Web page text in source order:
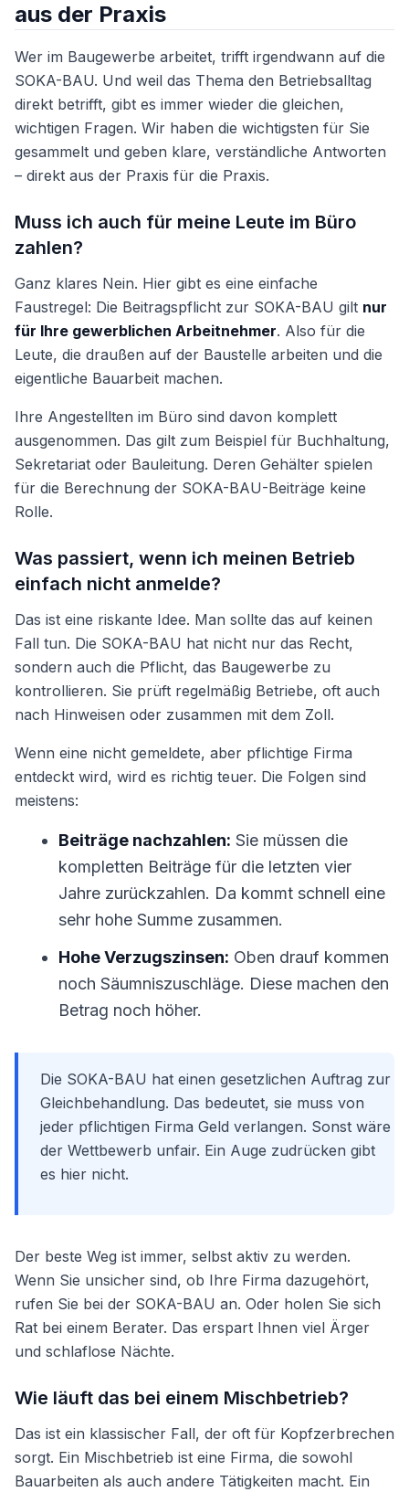
aus der Praxis
Wer im Baugewerbe arbeitet, trifft irgendwann auf die
SOKA-BAU. Und weil das Thema den Betriebsalltag
direkt betrifft, gibt es immer wieder die gleichen,
wichtigen Fragen. Wir haben die wichtigsten für Sie
gesammelt und geben klare, verständliche Antworten
– direkt aus der Praxis für die Praxis.
Muss ich auch für meine Leute im Büro
zahlen?
Ganz klares Nein. Hier gibt es eine einfache
Faustregel: Die Beitragspflicht zur SOKA-BAU gilt nur
für Ihre gewerblichen Arbeitnehmer. Also für die
Leute, die draußen auf der Baustelle arbeiten und die
eigentliche Bauarbeit machen.
Ihre Angestellten im Büro sind davon komplett
ausgenommen. Das gilt zum Beispiel für Buchhaltung,
Sekretariat oder Bauleitung. Deren Gehälter spielen
für die Berechnung der SOKA-BAU-Beiträge keine
Rolle.
Was passiert, wenn ich meinen Betrieb
einfach nicht anmelde?
Das ist eine riskante Idee. Man sollte das auf keinen
Fall tun. Die SOKA-BAU hat nicht nur das Recht,
sondern auch die Pflicht, das Baugewerbe zu
kontrollieren. Sie prüft regelmäßig Betriebe, oft auch
nach Hinweisen oder zusammen mit dem Zoll.
Wenn eine nicht gemeldete, aber pflichtige Firma
entdeckt wird, wird es richtig teuer. Die Folgen sind
meistens:
Beiträge nachzahlen: Sie müssen die
kompletten Beiträge für die letzten vier
Jahre zurückzahlen. Da kommt schnell eine
sehr hohe Summe zusammen.
Hohe Verzugszinsen: Oben drauf kommen
noch Säumniszuschläge. Diese machen den
Betrag noch höher.
Die SOKA-BAU hat einen gesetzlichen Auftrag zur
Gleichbehandlung. Das bedeutet, sie muss von
jeder pflichtigen Firma Geld verlangen. Sonst wäre
der Wettbewerb unfair. Ein Auge zudrücken gibt
es hier nicht.
Der beste Weg ist immer, selbst aktiv zu werden.
Wenn Sie unsicher sind, ob Ihre Firma dazugehört,
rufen Sie bei der SOKA-BAU an. Oder holen Sie sich
Rat bei einem Berater. Das erspart Ihnen viel Ärger
und schlaflose Nächte.
Wie läuft das bei einem Mischbetrieb?
Das ist ein klassischer Fall, der oft für Kopfzerbrechen
sorgt. Ein Mischbetrieb ist eine Firma, die sowohl
Bauarbeiten als auch andere Tätigkeiten macht. Ein